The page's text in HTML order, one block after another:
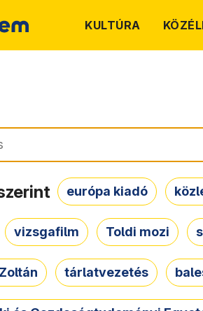
KULTÚRA
európa kiadó
vizsgafilm Toldi mozi
tárlatvezetés